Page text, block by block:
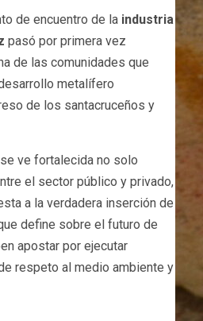
de encuentro de la industria
pasó por primera vez
de las comunidades que
metalífero
de los santacruceños y
se ve fortalecida no solo
el sector público y privado,
a la verdadera inserción de
define sobre el futuro de
apostar por ejecutar
respeto al medio ambiente y